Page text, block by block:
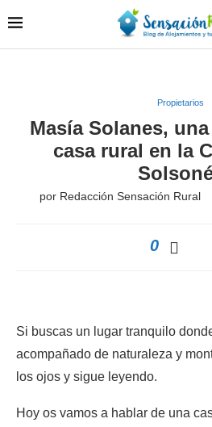
Propietarios
Masía Solanes,
casa rural en la
por Redacción Sensación Rural
0
Si buscas un lugar tranquilo
acompañado de naturaleza y
los ojos y sigue leyendo.
Hoy os vamos a hablar de una